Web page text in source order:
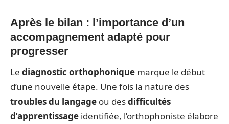
Après le bilan : l’importance d’un
accompagnement adapté pour
progresser
Le diagnostic orthophonique marque le début
d’une nouvelle étape. Une fois la nature des
troubles du langage ou desdifficultés
d’apprentissage identifiée, l’orthophoniste élabore